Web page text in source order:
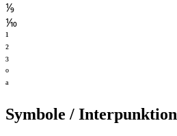
⅑
⅒
¹
²
³
º
ª
Symbole / Interpunktion